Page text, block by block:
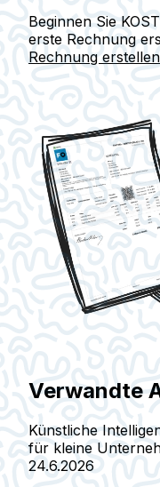
Beginnen Sie
erste Rechnung
Rechnung erstellen
Verwandte
Künstliche
für kleine
24.6.2026